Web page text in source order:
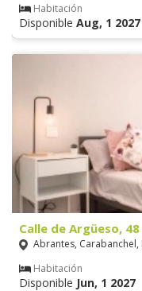
Habitación
Disponible Aug, 1 2027
Calle de Argüeso,
Abrantes,
Habitación
Disponible Jun, 1 2027